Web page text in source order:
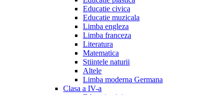
Educatie civica
Educatie muzicala
Limba engleza
Limba franceza
Literatura
Matematica
Stiintele naturii
Altele
Limba moderna Germana
Clasa a IV-a